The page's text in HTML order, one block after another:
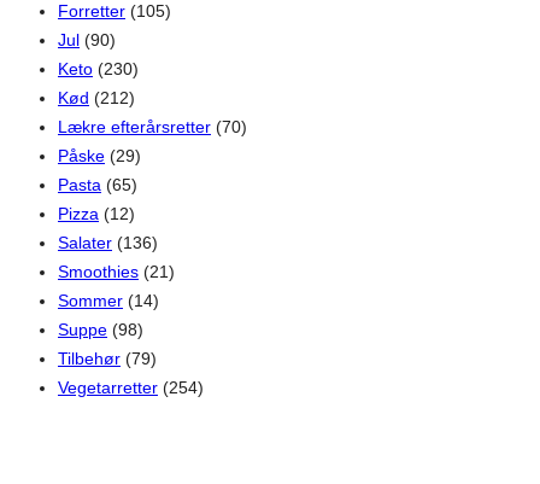
Forretter (105)
Jul (90)
Keto (230)
Kød (212)
Lækre efterårsretter (70)
Påske (29)
Pasta (65)
Pizza (12)
Salater (136)
Smoothies (21)
Sommer (14)
Suppe (98)
Tilbehør (79)
Vegetarretter (254)